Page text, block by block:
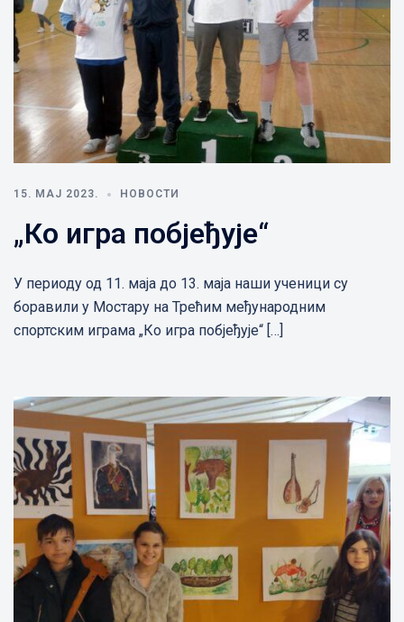
15. МАЈ 2023. НОВОСТИ
„Ко игра побјеђује“
У периоду од 11. маја до 13. маја наши ученици су
боравили у Мостару на Трећим међународним
спортским играма „Ко игра побјеђује“ […]